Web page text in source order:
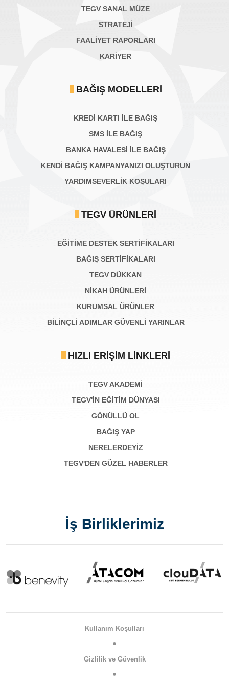
TEGV SANAL MÜZE
STRATEJİ
FAALİYET RAPORLARI
KARIYER
BAĞIŞ MODELLERI
KREDİ KARTI İLE BAĞIŞ
SMS İLE BAĞIŞ
BANKA HAVALESİ İLE BAĞIŞ
KENDİ BAĞIŞ KAMPANYANIZI OLUŞTURUN
YARDIMSEVERLİK KOŞULARI
TEGV ÜRÜNLERI
EĞİTİME DESTEK SERTİFİKALARI
BAĞIŞ SERTIFIKALARI
TEGV DÜKKAN
NİKAH ÜRÜNLERİ
KURUMSAL ÜRÜNLER
BILINÇLI ADIMLAR GÜVENLI YARINLAR
HIZLI ERIŞIM LINKLERI
TEGV AKADEMI
TEGV'İN EĞİTİM DÜNYASI
GÖNÜLLÜ OL
BAĞIŞ YAP
NERELERDEYİZ
TEGV'DEN GÜZEL HABERLER
İş Birliklerimiz
Kullanım Koşulları
Gizlilik ve Güvenlik